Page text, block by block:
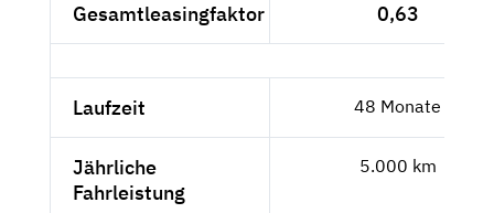
Gesamtleasingfaktor 0,63
Laufzeit 48 Monate
Jährliche
Fahrleistung
5.000 km